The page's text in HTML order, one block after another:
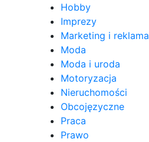
Hobby
Imprezy
Marketing i reklama
Moda
Moda i uroda
Motoryzacja
Nieruchomości
Obcojęzyczne
Praca
Prawo